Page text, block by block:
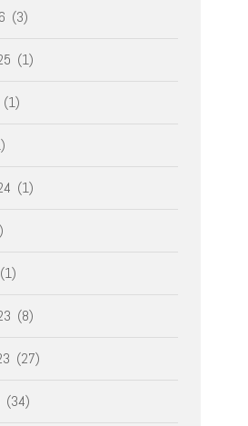
(3)
(1)
(1)
(1)
(1)
(8)
(27)
(34)